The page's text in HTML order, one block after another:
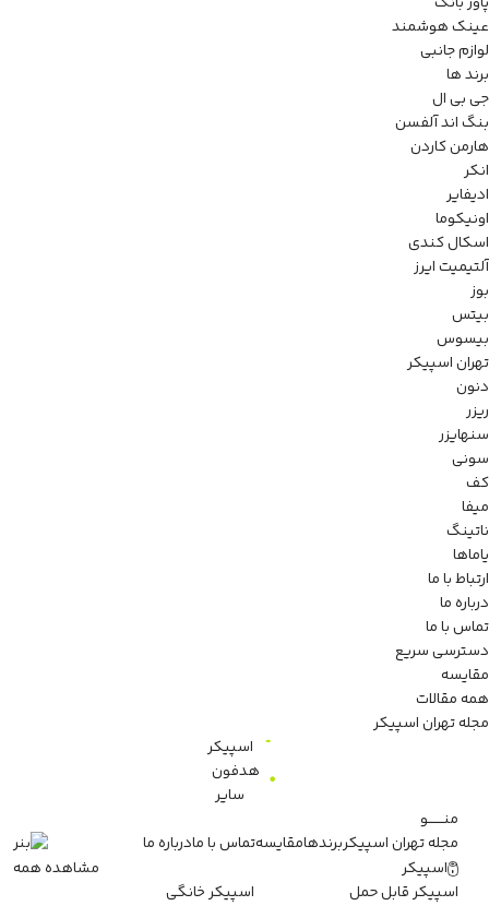
عینک هوشمند
لوازم جانبی
برند ها
جی بی ال
بنگ اند آلفسن
هارمن کاردن
انکر
ادیفایر
اونیکوما
اسکال کندی
آلتیمیت ایرز
بوز
بیتس
بیسوس
تهران اسپیکر
دنون
ریزر
سنهایزر
سونی
کف
میفا
ناتینگ
یاماها
ارتباط با ما
درباره ما
تماس با ما
دسترسی سریع
مقایسه
همه مقالات
مجله تهران اسپیکر
اسپیکر
هدفون
سایر
منـــــــو
مجله تهران اسپیکربرندهامقایسهتماس با مادرباره ما
اسپیکر
مشاهده همه
اسپیکر قابل حمل
اسپیکر خانگی